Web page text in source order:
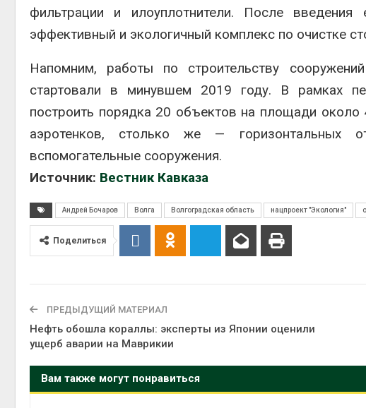
фильтрации и илоуплотнители. После
эффективный и экологичный комплекс по очистке
Напомним, работы по строительству
стартовали в минувшем 2019 году. В рамках
построить порядка 20 объектов на площади
аэротенков, столько же — горизонтальных
вспомогательные сооружения.
Источник: Вестник Кавказа
Андрей Бочаров Волга Волгоградская область нацпроект "Экология"
Поделиться
ПРЕДЫДУЩИЙ МАТЕРИАЛ
Нефть обошла кораллы: эксперты из Японии оценили
ущерб аварии на Маврикии
Вам также могут понравиться